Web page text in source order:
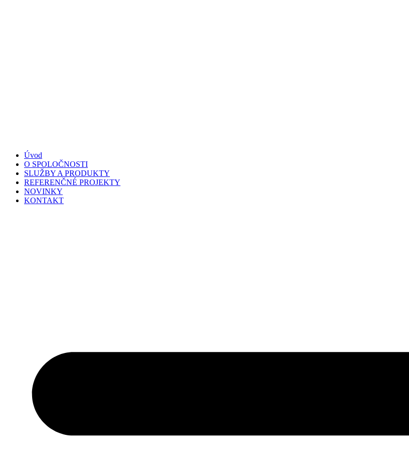
Úvod
O SPOLOČNOSTI
SLUŽBY A PRODUKTY
REFERENČNÉ PROJEKTY
NOVINKY
KONTAKT